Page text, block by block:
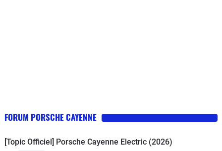
FORUM PORSCHE CAYENNE
[Topic Officiel] Porsche Cayenne Electric (2026)